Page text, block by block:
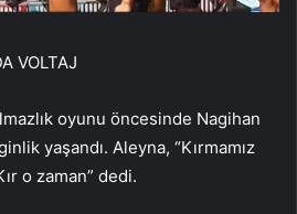
VOLTAJ
oyunu öncesinde Nagihan
yaşandı. Aleyna, “Kırmamız
o zaman” dedi.